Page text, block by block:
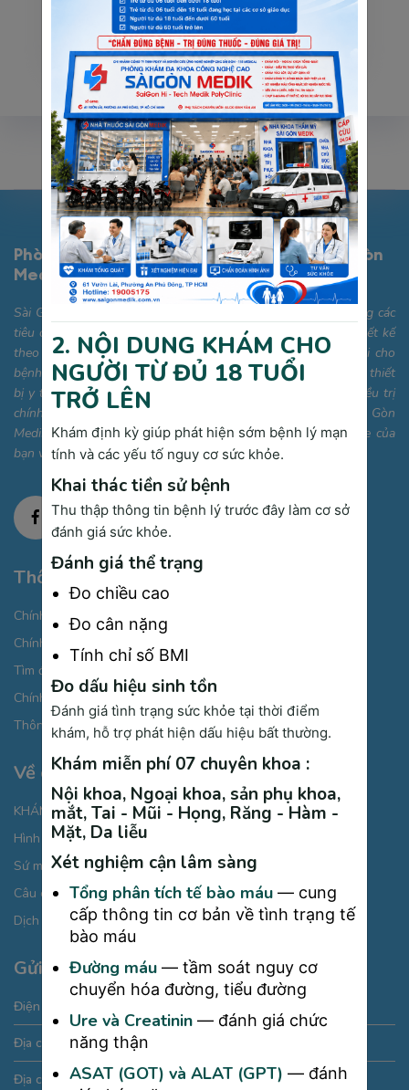
Xem thêm
Phòng Khám Đa Khoa Công Nghệ Cao Sài Gòn
Medik
Sài Gòn Medik được trang bị cơ sở vật chất hiện đại, đáp ứng các
tiêu chuẩn quốc tế với các phòng khám chuyên khoa được thiết kế
theo hướng thân thiện, tiện nghi và tối ưu hóa sự thoải mái cho
bệnh nhân. Bên cạnh đó, chúng tôi sở hữu hệ thống máy móc, thiết
bị y tế công nghệ cao, giúp hỗ trợ quá trình chẩn đoán và điều trị
chính xác, nhanh chóng. Phòng khám Đa khoa Cao cấp Sài Gòn
Medik mong muốn trở thành điểm đến tin cậy cho sức khỏe của
bạn và gia đình.
Thông tin cần biết
Chính sách bảo mật thông tin cá nhân
Chính sách thanh toán
Tìm đường đi
Chính sách Cookies
Thông báo xử lý dữ liệu cá nhân
Về chúng tôi
KHÁM BỆNH CHỌN GÓI
Hình ảnh giới thiệu
Sứ mệnh chăm sóc từ cái “Tâm”
Câu chuyện thương hiệu
Dịch vụ phòng khám đa khoa
Gửi thông tin liên hệ
Điện thoại:
Địa chỉ Email: phongkham@saigonmedik.com
Địa chỉ:
2. NỘI DUNG KHÁM CHO
NGƯỜI TỪ ĐỦ 18 TUỔI
TRỞ LÊN
Khám định kỳ giúp phát hiện sớm bệnh lý mạn
tính và các yếu tố nguy cơ sức khỏe.
Khai thác tiền sử bệnh
Thu thập thông tin bệnh lý trước đây làm cơ sở
đánh giá sức khỏe.
Đánh giá thể trạng
Đo chiều cao
Đo cân nặng
Tính chỉ số BMI
Đo dấu hiệu sinh tồn
Đánh giá tình trạng sức khỏe tại thời điểm
khám, hỗ trợ phát hiện dấu hiệu bất thường.
Khám miễn phí 07 chuyên khoa :
Nội khoa, Ngoại khoa, sản phụ khoa,
mắt, Tai - Mũi - Họng, Răng - Hàm -
Mặt, Da liễu
Xét nghiệm cận lâm sàng
Tổng phân tích tế bào máu— cung
cấp thông tin cơ bản về tình trạng tế
bào máu
Đường máu— tầm soát nguy cơ
chuyển hóa đường, tiểu đường
Ure và Creatinin— đánh giá chức
năng thận
ASAT (GOT) và ALAT (GPT) — đánh